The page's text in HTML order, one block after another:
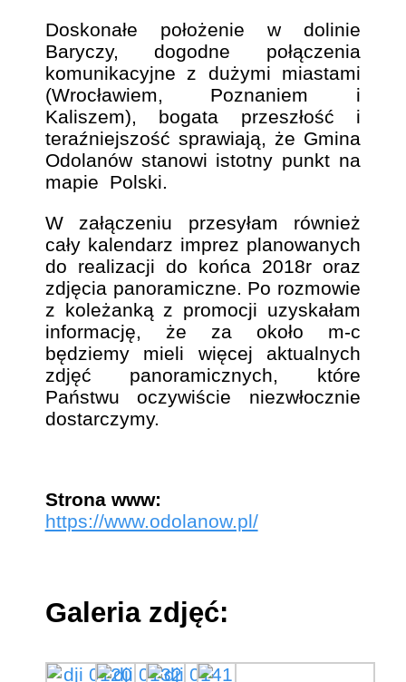
Doskonałe położenie w dolinie
Baryczy, dogodne połączenia
komunikacyjne z dużymi miastami
(Wrocławiem, Poznaniem i
Kaliszem), bogata przeszłość i
teraźniejszość sprawiają, że Gmina
Odolanów stanowi istotny punkt na
mapie Polski.
W załączeniu przesyłam również
cały kalendarz imprez planowanych
do realizacji do końca 2018r oraz
zdjęcia panoramiczne. Po rozmowie
z koleżanką z promocji uzyskałam
informację, że za około m-c
będziemy mieli więcej aktualnych
zdjęć panoramicznych, które
Państwu oczywiście niezwłocznie
dostarczymy.
Strona www:
https://www.odolanow.pl/
Galeria zdjęć: